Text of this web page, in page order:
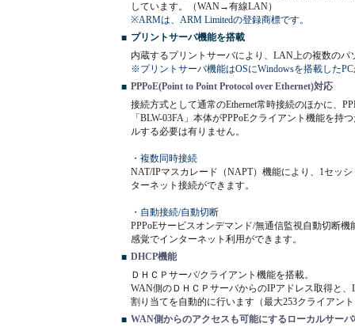
しています。（WAN→有線LAN）
※ARMは、ARM Limitedの登録商標です。
■ プリントサーバ機能を搭載
内蔵するプリントサーバにより、LAN上の複数の
※プリントサーバ機能はOSにWindowsを搭載した
■ PPPoE(Point to Point Protocol over Ethernet)対応
接続方式として通常のEthernet常時接続のほかに、
「BLW-03FA」本体がPPPoEクライアント機能を持
ルする必要は有りません。
・複数同時接続
NAT/IPマスカレード（NAPT）機能により、1セッ
ターネット接続ができます。
・自動接続/自動切断
PPPoEサービスオンデマンド/無通信監視自動切断
感覚でインターネット利用ができます。
■ DHCP機能
ＤＨＣＰサーバ/クライアント機能を搭載。
WAN側のＤＨＣＰサーバからのIPアドレス取得と
割り当てを自動的に行います（最大253クライアン
■ WAN側からのアクセスも可能にするローカルサー